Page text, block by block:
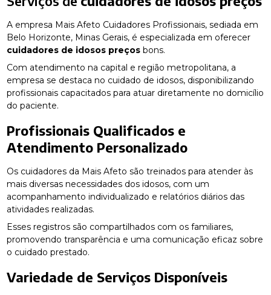
A empresa Mais Afeto Cuidadores Profissionais, sediada em
Belo Horizonte, Minas Gerais, é especializada em oferecer
cuidadores de idosos preços bons.
Com atendimento na capital e região metropolitana, a
empresa se destaca no cuidado de idosos, disponibilizando
profissionais capacitados para atuar diretamente no domicílio
do paciente.
Profissionais Qualificados e
Atendimento Personalizado
Os cuidadores da Mais Afeto são treinados para atender às
mais diversas necessidades dos idosos, com um
acompanhamento individualizado e relatórios diários das
atividades realizadas.
Esses registros são compartilhados com os familiares,
promovendo transparência e uma comunicação eficaz sobre
o cuidado prestado.
Variedade de Serviços Disponíveis